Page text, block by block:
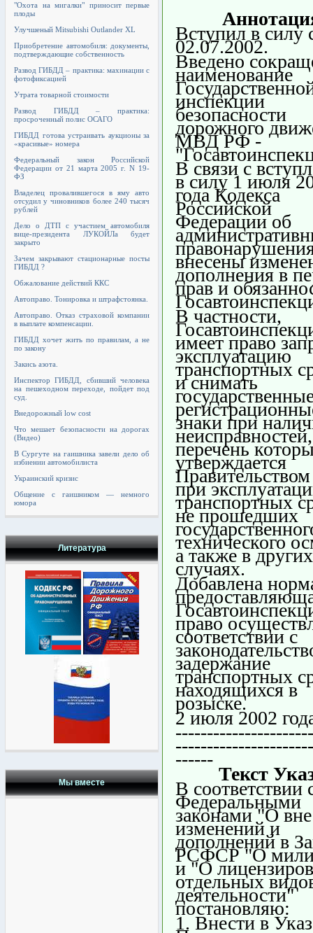
"Охота на мигалки" приносит первые
плоды
Улучшеный Mitsubishi Outlander XL
Приобретение автомобиля: документы,
подтверждающие собственность
Развод ГИБДД – практика: махинации с
фотофиксацией
Утрата товарной стоимости
Развод ГИБДД – практика:
просроченный полис ОСАГО
ГИБДД готова устраивать аукционы за
«красивые» номера
Федеральный закон Российской
Федерации от 21 марта 2005 г. N 19-
ФЗ
Владелец провалившегося в яму авто
отсудил у чиновников более 240 тысяч
рублей
Дело о ДТП с участием автомобиля
вице-президента ЛУКОЙЛа будет
закрыто
Зачем закрывают стационарные посты
ГИБДД ?
Обжалование действий ККС
Автоправо. Тонировка и штрафстоянка.
Автоправо. Отказ страховой компании
в выплате компенсации.
ГИБДД хочет жить по правилам, а не
по закону
Закись азота.
Инспектор ГИБДД, сбивший человека
на пешеходном переходе, пойдет под
суд.
Внедорожный low cost
Что мешает безопасности на дорогах
(Видео)
В Сургуте на гаишника завели дело об
избиении автомобилиста
Украинский кризис
Общение с гаишником — немного
юмора
Литература
Мы вместе
Вступил в силу
02.07.2002.
Введено
наименование
инспекции
безопасности
дорожного
МВД РФ -
В связи с
в силу 1 июля
года Кодекса
Российской
Федерации об
внесены
дополнения в
прав и
В частности,
имеет право
эксплуатацию
транспортных
и снимать
знаки при
неисправностей,
перечень
утверждается
при
транспортных
не прошедших
технического
а также в других
случаях.
Добавлена
право
соответствии с
задержание
транспортных
находящихся в
розыске.
2 июля 2002
------
Текст
В соответствии
Федеральными
законами "О
изменений и
дополнений в
РСФСР "О
и "О
отдельных
деятельности"
постановляю:
1. Внести в Указ